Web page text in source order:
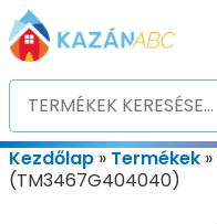
Kezdőlap » Termékek »
(TM3467G404040)